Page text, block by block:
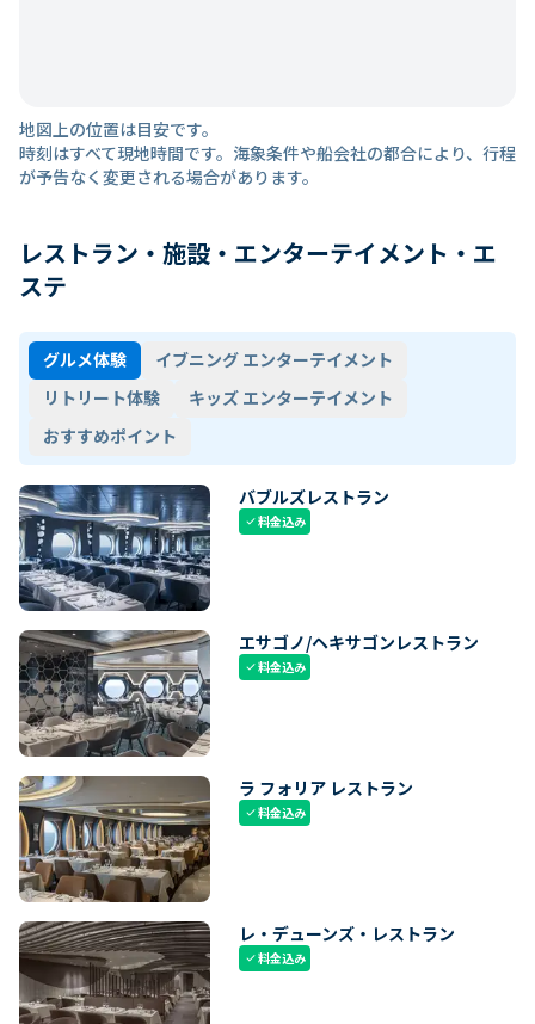
地図上の位置は目安です。
時刻はすべて現地時間です。海象条件や船会社の都合により、行程
が予告なく変更される場合があります。
レストラン・施設・エンターテイメント・エ
ステ
グルメ体験
イブニング エンターテイメント
リトリート体験
キッズ エンターテイメント
おすすめポイント
バブルズレストラン
check料金込み
エサゴノ/ヘキサゴンレストラン
check料金込み
ラ フォリア レストラン
check料金込み
レ・デューンズ・レストラン
check料金込み